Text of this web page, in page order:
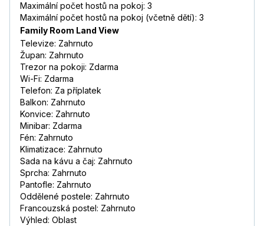
Maximální počet hostů na pokoj: 3
Maximální počet hostů na pokoj (včetně dětí): 3
Family Room Land View
Televize: Zahrnuto
Župan: Zahrnuto
Trezor na pokoji: Zdarma
Wi-Fi: Zdarma
Telefon: Za příplatek
Balkon: Zahrnuto
Konvice: Zahrnuto
Minibar: Zdarma
Fén: Zahrnuto
Klimatizace: Zahrnuto
Sada na kávu a čaj: Zahrnuto
Sprcha: Zahrnuto
Pantofle: Zahrnuto
Oddělené postele: Zahrnuto
Francouzská postel: Zahrnuto
Výhled: Oblast